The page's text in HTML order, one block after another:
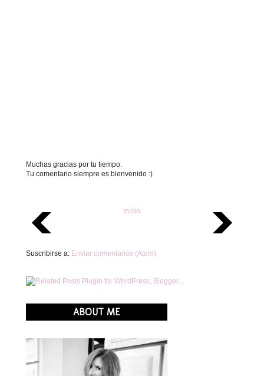
Muchas gracias por tu tiempo.
Tu comentario siempre es bienvenido :)
Inicio
Suscribirse a: Enviar comentarios (Atom)
ABOUT ME